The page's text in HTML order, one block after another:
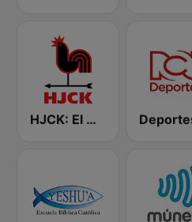
HJCK: El mundo en Bogotá